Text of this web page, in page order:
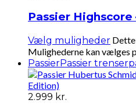
Passier Highscore
Vælg muligheder Dette
Mulighederne kan vælges
PassierPassier trenser
2.999 kr.